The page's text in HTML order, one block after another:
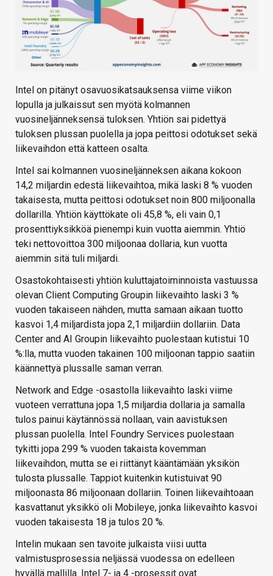
HAKU
Intel on pitänyt osavuosikatsauksensa viime viikon
lopulla ja julkaissut sen myötä kolmannen
vuosineljänneksensä tuloksen. Yhtiön sai pidettyä
tuloksen plussan puolella ja jopa peittosi odotukset sekä
liikevaihdon että katteen osalta.
Intel sai kolmannen vuosineljänneksen aikana kokoon
14,2 miljardin edestä liikevaihtoa, mikä laski 8 % vuoden
takaisesta, mutta peittosi odotukset noin 800 miljoonalla
dollarilla. Yhtiön käyttökate oli 45,8 %, eli vain 0,1
prosenttiyksikköä pienempi kuin vuotta aiemmin. Yhtiö
teki nettovoittoa 300 miljoonaa dollaria, kun vuotta
aiemmin sitä tuli miljardi.
Osastokohtaisesti yhtiön kuluttajatoiminnoista vastuussa
olevan Client Computing Groupin liikevaihto laski 3 %
vuoden takaiseen nähden, mutta samaan aikaan tuotto
kasvoi 1,4 miljardista jopa 2,1 miljardiin dollariin. Data
Center and AI Groupin liikevaihto puolestaan kutistui 10
%:lla, mutta vuoden takainen 100 miljoonan tappio saatiin
käännettyä plussalle saman verran.
Network and Edge -osastolla liikevaihto laski viime
vuoteen verrattuna jopa 1,5 miljardia dollaria ja samalla
tulos painui käytännössä nollaan, vain aavistuksen
plussan puolella. Intel Foundry Services puolestaan
tykitti jopa 299 % vuoden takaista kovemman
liikevaihdon, mutta se ei riittänyt kääntämään yksikön
tulosta plussalle. Tappiot kuitenkin kutistuivat 90
miljoonasta 86 miljoonaan dollariin. Toinen liikevaihtoaan
kasvattanut yksikkö oli Mobileye, jonka liikevaihto kasvoi
vuoden takaisesta 18 ja tulos 20 %.
Intelin mukaan sen tavoite julkaista viisi uutta
valmistusprosessia neljässä vuodessa on edelleen
hyvällä mallilla. Intel 7- ja 4 -prosessit ovat